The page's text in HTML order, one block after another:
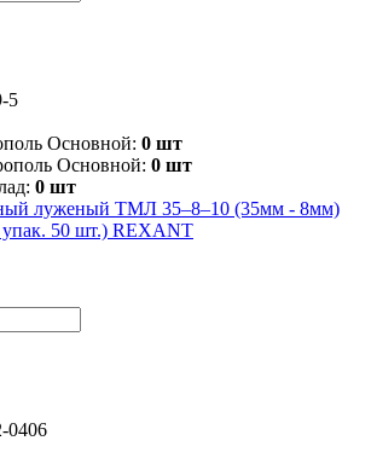
5
Основной: 0 шт
Основной: 0 шт
0 шт
луженый ТМЛ 35–8–10 (35мм - 8мм)
50 шт.) REXANT
0406